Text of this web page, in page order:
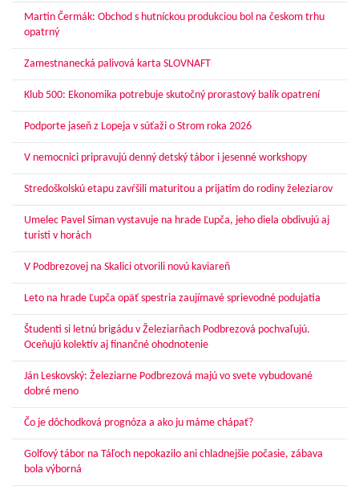
Martin Čermák: Obchod s hutníckou produkciou bol na českom trhu
opatrný
Zamestnanecká palivová karta SLOVNAFT
Klub 500: Ekonomika potrebuje skutočný prorastový balík opatrení
Podporte jaseň z Lopeja v súťaži o Strom roka 2026
V nemocnici pripravujú denný detský tábor i jesenné workshopy
Stredoškolskú etapu zavŕšili maturitou a prijatím do rodiny železiarov
Umelec Pavel Siman vystavuje na hrade Ľupča, jeho diela obdivujú aj
turisti v horách
V Podbrezovej na Skalici otvorili novú kaviareň
Leto na hrade Ľupča opäť spestria zaujímavé sprievodné podujatia
Študenti si letnú brigádu v Železiarňach Podbrezová pochvaľujú.
Oceňujú kolektív aj finančné ohodnotenie
Ján Leskovský: Železiarne Podbrezová majú vo svete vybudované
dobré meno
Čo je dôchodková prognóza a ako ju máme chápať?
Golfový tábor na Táľoch nepokazilo ani chladnejšie počasie, zábava
bola výborná